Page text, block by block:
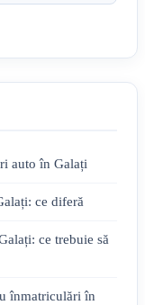
auto în Galați
ce diferă
ce trebuie să
înmatriculări în